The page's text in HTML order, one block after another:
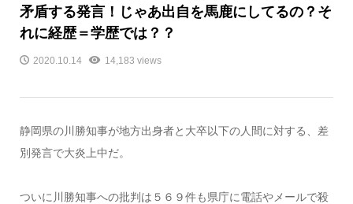
矛盾する発言！じゃあ出自を馬鹿にしてるの？そ
れに経歴＝学歴では？？
2020.10.14 14,183 views
静岡県の川勝知事が地方出身者と大卒以下の人間に対する、差
別発言で大炎上中だ。
ついに川勝知事への批判は５６９件も県庁に電話やメールで殺